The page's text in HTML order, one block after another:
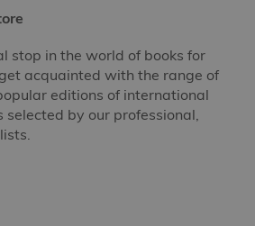
stop in the world of books for
acquainted with the range of
editions of international
selected by our professional,